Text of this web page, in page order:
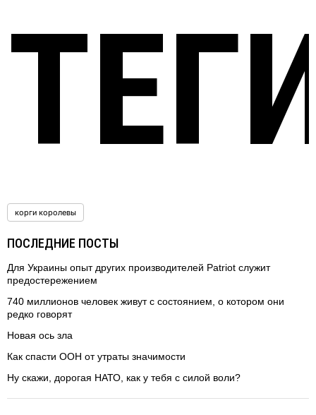
корги королевы
ПОСЛЕДНИЕ ПОСТЫ
Для Украины опыт других производителей Patriot служит
предостережением
740 миллионов человек живут с состоянием, о котором они
редко говорят
Новая ось зла
Как спасти ООН от утраты значимости
Ну скажи, дорогая НАТО, как у тебя с силой воли?